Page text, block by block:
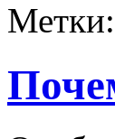
Метки: